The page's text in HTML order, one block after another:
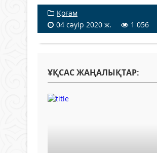
Қоғам
04 сәуір 2020 ж.
1 056
ҰҚСАС ЖАҢАЛЫҚТАР: